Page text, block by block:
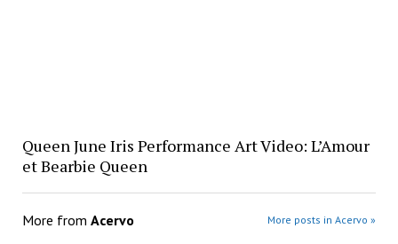
Queen June Iris Performance Art Video: L’Amour
et Bearbie Queen
More from Acervo More posts in Acervo »